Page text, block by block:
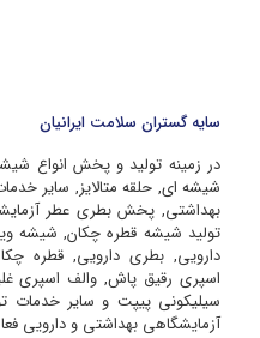
سایه گستران سلامت ایرانیان
در زمینه تولید و پخش انواع
شیشه ای, حلقه متالایز, سایر
بهداشتی, پخش بطری عطر
تولید شیشه قطره چکان, شیشه
دارویی, بطری دارویی, قطره
اسپری رقیق پاش, والف اسپری
سیلیکونی پیپت و سایر خدمات
آزمایشگاهی بهداشتی و دارویی